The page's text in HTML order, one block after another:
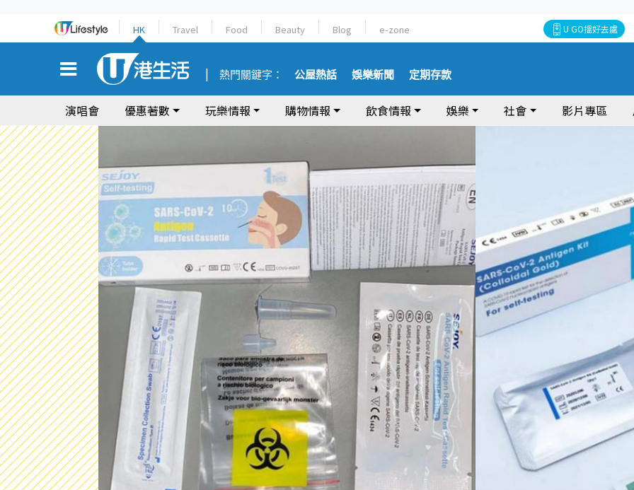
HK Travel Food Beauty Blog e-zone U GO搵好去處
熱門關鍵字： 公屋熱話 娛樂新聞 定期存款
演唱會 優惠著數 玩樂情報 購物情報 飲食情報 娛樂 社會 影片專區